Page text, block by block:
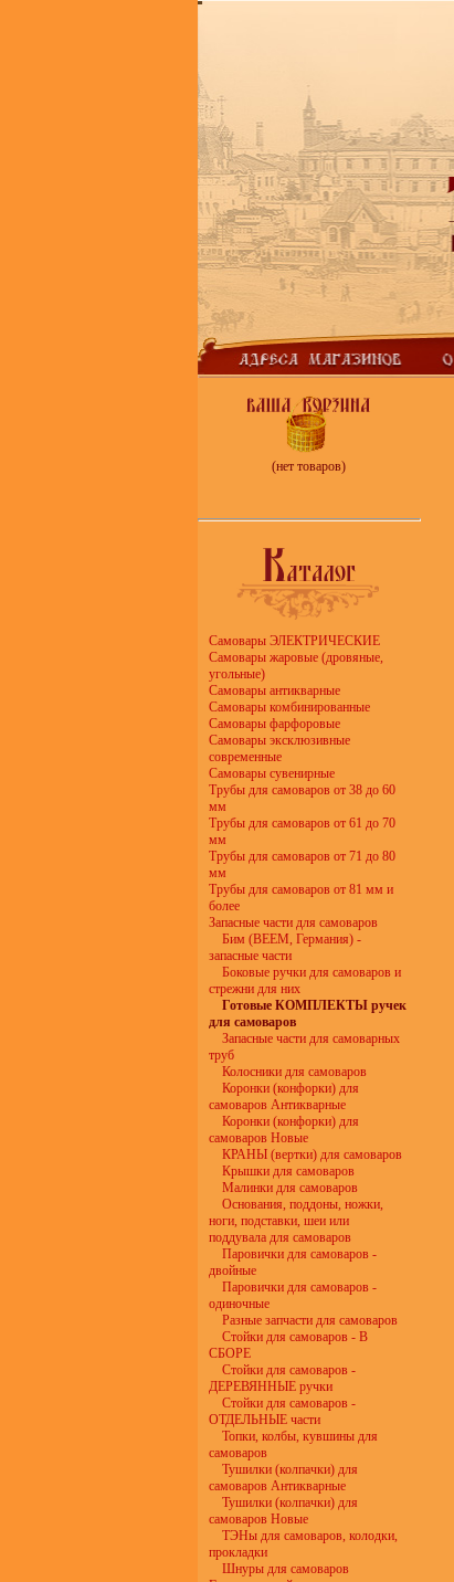
(нет товаров)
Самовары ЭЛЕКТРИЧЕСКИЕ
Самовары жаровые (дровяные,
угольные)
Самовары антикварные
Самовары комбинированные
Самовары фарфоровые
Самовары эксклюзивные
современные
Самовары сувенирные
Трубы для самоваров от 38 до 60
мм
Трубы для самоваров от 61 до 70
мм
Трубы для самоваров от 71 до 80
мм
Трубы для самоваров от 81 мм и
более
Запасные части для самоваров
Бим (BEEM, Германия) -
запасные части
Боковые ручки для самоваров и
стрежни для них
Готовые КОМПЛЕКТЫ ручек
для самоваров
Запасные части для самоварных
труб
Колосники для самоваров
Коронки (конфорки) для
самоваров Антикварные
Коронки (конфорки) для
самоваров Новые
КРАНЫ (вертки) для самоваров
Крышки для самоваров
Малинки для самоваров
Основания, поддоны, ножки,
ноги, подставки, шеи или
поддувала для самоваров
Паровички для самоваров -
двойные
Паровички для самоваров -
одиночные
Разные запчасти для самоваров
Стойки для самоваров - В
СБОРЕ
Стойки для самоваров -
ДЕРЕВЯННЫЕ ручки
Стойки для самоваров -
ОТДЕЛЬНЫЕ части
Топки, колбы, кувшины для
самоваров
Тушилки (колпачки) для
самоваров Антикварные
Тушилки (колпачки) для
самоваров Новые
ТЭНы для самоваров, колодки,
прокладки
Шнуры для самоваров